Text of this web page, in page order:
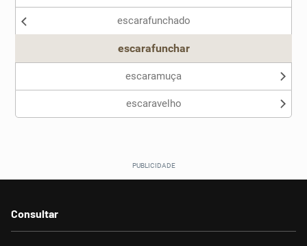
escarafunchado
escarafunchar
escaramuça
escaravelho
Consultar